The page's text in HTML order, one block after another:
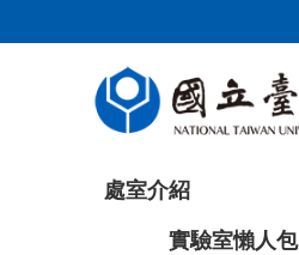
到
處室介紹
實驗室懶人包